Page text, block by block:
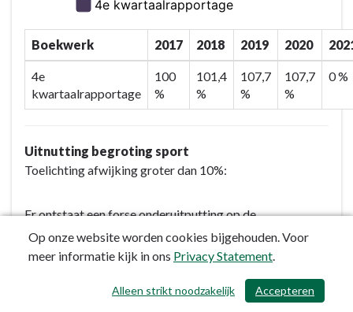
Boekwerk 2017 2018 2019 2020
4e
kwartaalrapportage
100
%
101,4
%
107,7
%
107,7
%
0 %
Uitnutting begroting sport
Toelichting afwijking groter dan 10%:
Er ontstaat een forse onderuitputting op de
kapitaallasten als gevolg van het nog niet in gebruik zijn
van de nieuwe sporthal en het nieuwe zwembad.
/ 683
Op onze website worden cookies bijgehouden. Voor
meer informatie kijk in ons Privacy Statement.
Accepteren
Alleen strikt noodzakelijk